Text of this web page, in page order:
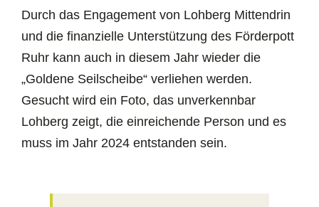
Durch das Engagement von Lohberg Mittendrin
und die finanzielle Unterstützung des Förderpott
Ruhr kann auch in diesem Jahr wieder die
„Goldene Seilscheibe“ verliehen werden.
Gesucht wird ein Foto, das unverkennbar
Lohberg zeigt, die einreichende Person und es
muss im Jahr 2024 entstanden sein.